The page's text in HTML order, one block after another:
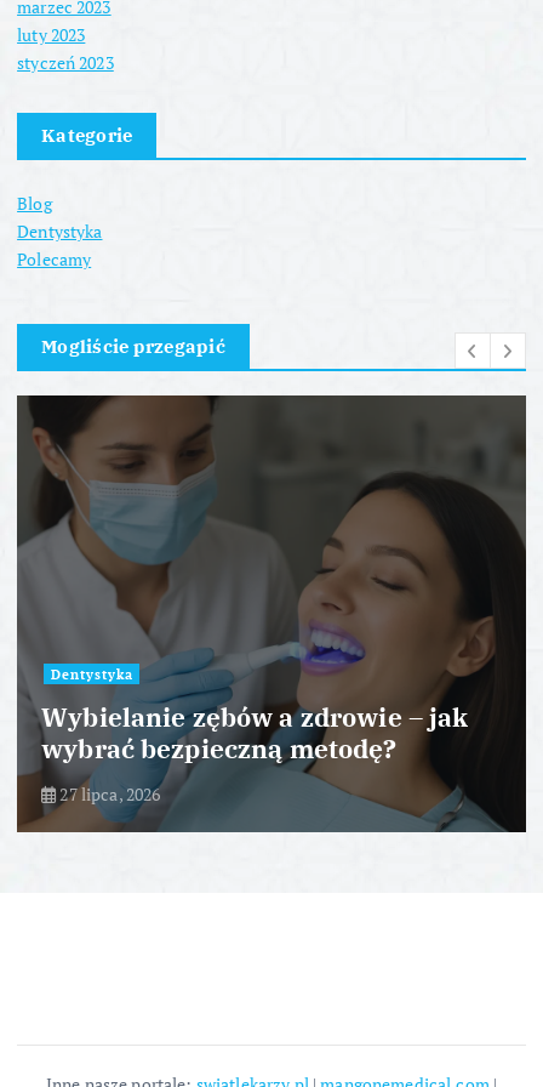
marzec 2023
luty 2023
styczeń 2023
Kategorie
Blog
Dentystyka
Polecamy
Mogliście przegapić
Dentystyka
Wybielanie zębów – jakie metody są
bezpieczne dla zdrowia?
25 lipca, 2026